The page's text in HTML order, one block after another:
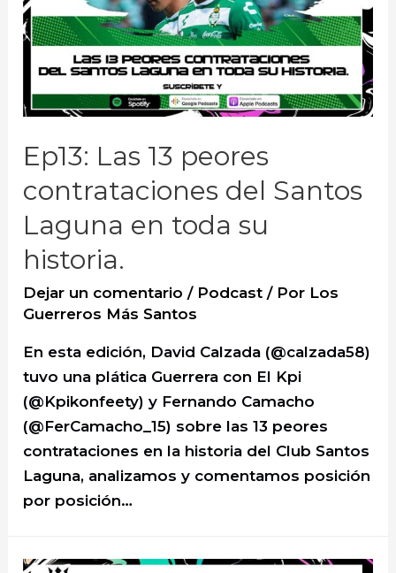
Ep13: Las 13 peores
contrataciones del Santos
Laguna en toda su
historia.
Dejar un comentario / Podcast / Por Los
Guerreros Más Santos
En esta edición, David Calzada (@calzada58)
tuvo una plática Guerrera con El Kpi
(@Kpikonfeety) y Fernando Camacho
(@FerCamacho_15) sobre las 13 peores
contrataciones en la historia del Club Santos
Laguna, analizamos y comentamos posición
por posición…